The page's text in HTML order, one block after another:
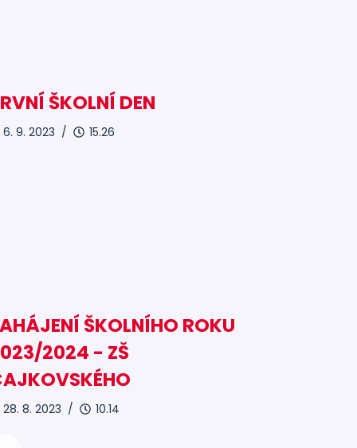
ŠKOLNÍ DEN
6. 9. 2023 / 15.26
ŠKOLNÍHO ROKU
2024 - ZŠ
28. 8. 2023 / 10.14